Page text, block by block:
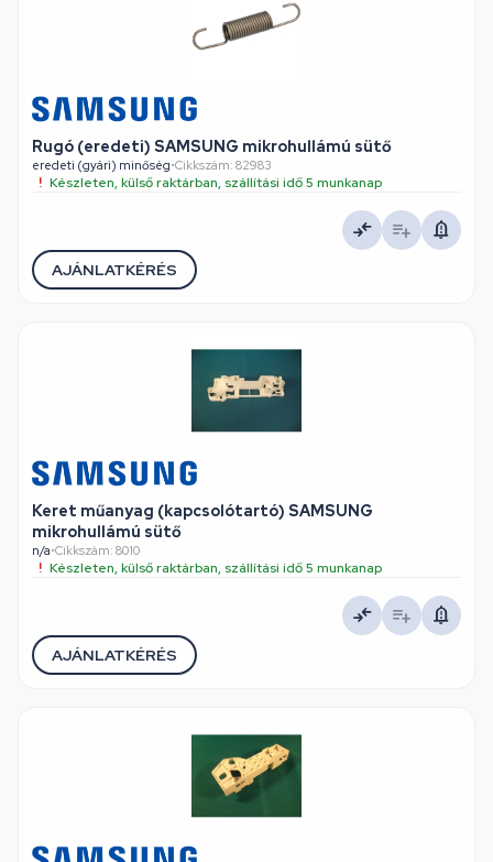
Rugó (eredeti) SAMSUNG mikrohullámú sütő
eredeti (gyári) minőség•Cikkszám: 82983
Készleten, külső raktárban, szállítási idő 5 munkanap
AJÁNLATKÉRÉS
Keret műanyag (kapcsolótartó) SAMSUNG
mikrohullámú sütő
n/a•Cikkszám: 8010
Készleten, külső raktárban, szállítási idő 5 munkanap
AJÁNLATKÉRÉS